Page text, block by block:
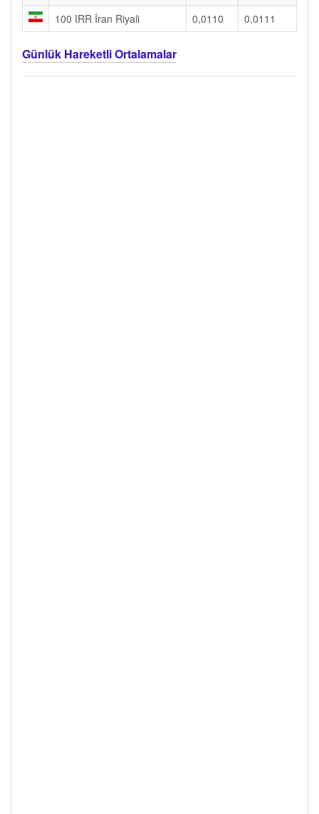
100 IRR İran Riyali
0,0110 0,0111
Günlük Hareketli Ortalamalar